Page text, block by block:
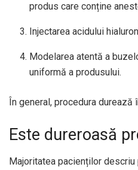
produs care conține
Injectarea acidului
Modelarea atentă a
uniformă a produsului.
În general, procedura
Este dureroasă
Majoritatea pacienților